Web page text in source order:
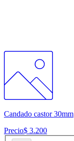
Candado castor 30mm
Precio$ 3.200